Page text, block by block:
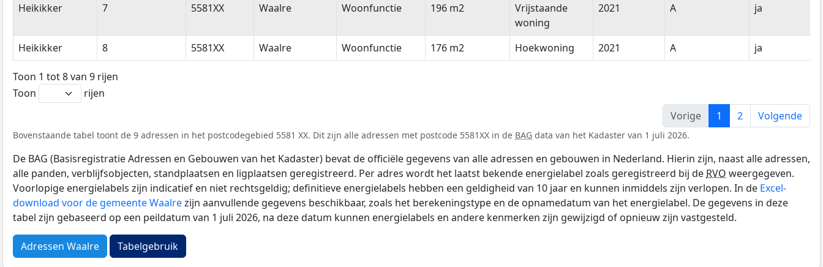
Heikikker
7 5581XX Waalre Woonfunctie 196 m2
Vrijstaande
woning
2021 A ja
Heikikker 8 5581XX Waalre Woonfunctie 176 m2 Hoekwoning 2021 A ja
Toon 1 tot 8 van 9 rijen
Toon
rijen
Vorige
1 2 Volgende
Bovenstaande tabel toont de 9 adressen in het postcodegebied 5581 XX. Dit zijn alle adressen met postcode 5581XX in de BAG data van het Kadaster van 1 juli 2026.
De BAG (Basisregistratie Adressen en Gebouwen van het Kadaster) bevat de officiële gegevens van alle adressen en gebouwen in Nederland. Hierin zijn, naast alle adressen,
alle panden, verblijfsobjecten, standplaatsen en ligplaatsen geregistreerd. Per adres wordt het laatst bekende energielabel zoals geregistreerd bij de RVO weergegeven.
Voorlopige energielabels zijn indicatief en niet rechtsgeldig; definitieve energielabels hebben een geldigheid van 10 jaar en kunnen inmiddels zijn verlopen. In de Excel-
download voor de gemeente Waalrezijn aanvullende gegevens beschikbaar, zoals het berekeningstype en de opnamedatum van het energielabel. De gegevens in deze
tabel zijn gebaseerd op een peildatum van 1 juli 2026, na deze datum kunnen energielabels en andere kenmerken zijn gewijzigd of opnieuw zijn vastgesteld.
Adressen Waalre Tabelgebruik